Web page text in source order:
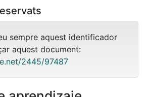
sempre aquest identificador
aquest document:
2445/97487